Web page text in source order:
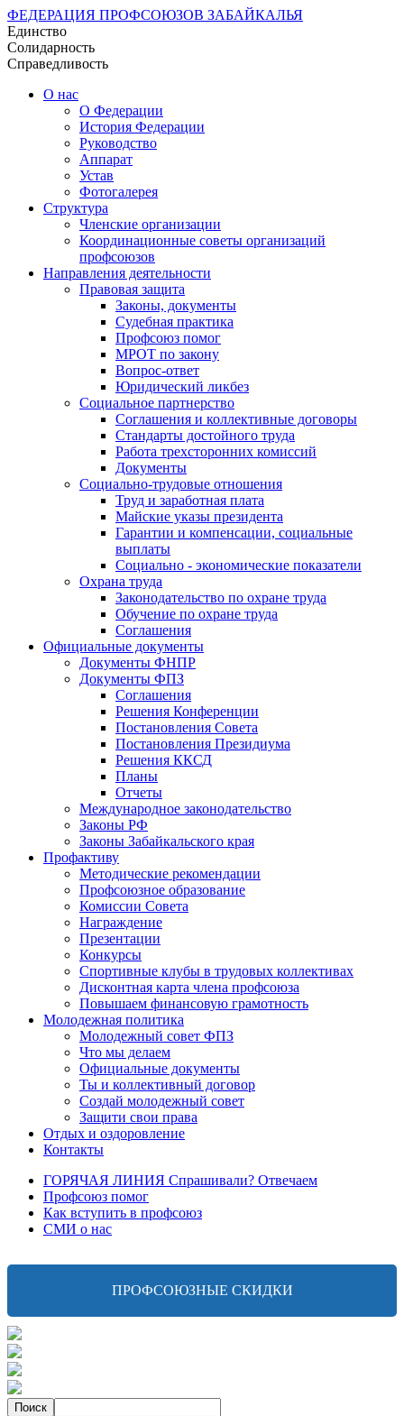
ФЕДЕРАЦИЯ ПРОФСОЮЗОВ ЗАБАЙКАЛЬЯ
Единство
Солидарность
Справедливость
О нас
О Федерации
История Федерации
Руководство
Аппарат
Устав
Фотогалерея
Структура
Членские организации
Координационные советы организаций
профсоюзов
Направления деятельности
Правовая защита
Законы, документы
Судебная практика
Профсоюз помог
МРОТ по закону
Вопрос-ответ
Юридический ликбез
Социальное партнерство
Соглашения и коллективные договоры
Стандарты достойного труда
Работа трехсторонних комиссий
Документы
Социально-трудовые отношения
Труд и заработная плата
Майские указы президента
Гарантии и компенсации, социальные
выплаты
Социально - экономические показатели
Охрана труда
Законодательство по охране труда
Обучение по охране труда
Соглашения
Официальные документы
Документы ФНПР
Документы ФПЗ
Соглашения
Решения Конференции
Постановления Совета
Постановления Президиума
Решения ККСД
Планы
Отчеты
Международное законодательство
Законы РФ
Законы Забайкальского края
Профактиву
Методические рекомендации
Профсоюзное образование
Комиссии Совета
Награждение
Презентации
Конкурсы
Спортивные клубы в трудовых коллективах
Дисконтная карта члена профсоюза
Повышаем финансовую грамотность
Молодежная политика
Молодежный совет ФПЗ
Что мы делаем
Официальные документы
Ты и коллективный договор
Создай молодежный совет
Защити свои права
Отдых и оздоровление
Контакты
ГОРЯЧАЯ ЛИНИЯ Спрашивали? Отвечаем
Профсоюз помог
Как вступить в профсоюз
СМИ о нас
ПРОФСОЮЗНЫЕ СКИДКИ